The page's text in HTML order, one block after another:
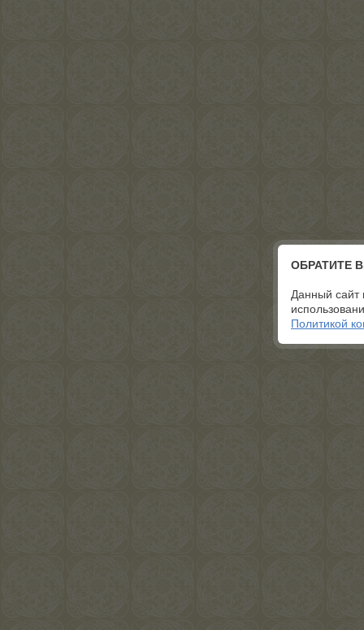
ОБРАТИТЕ
Данный сайт
Политикой